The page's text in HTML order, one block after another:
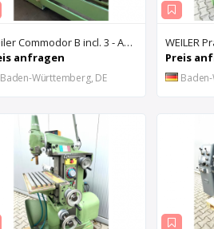
Weiler Commodor B incl. 3 - Achs Digitalanzeige - GS - Kennung
anfragen
Baden-Württemberg, DE
Preis